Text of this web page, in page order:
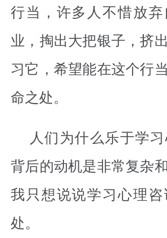
行当，许多人不惜放
业，掏出大把银子，挤
习它，希望能在这个行
命之处。
人们为什么乐于学
背后的动机是非常复杂
我只想说说学习心理
处。